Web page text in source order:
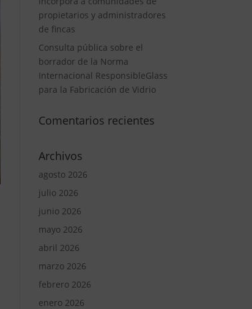
propietarios y administradores
de fincas
Consulta pública sobre el
borrador de la Norma
Internacional ResponsibleGlass
para la Fabricación de Vidrio
Comentarios recientes
Archivos
agosto 2026
julio 2026
junio 2026
mayo 2026
abril 2026
marzo 2026
febrero 2026
enero 2026